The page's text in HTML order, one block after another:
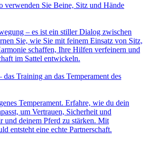
verwenden Sie Beine, Sitz und Hände
– es ist ein stiller Dialog zwischen
Sie, wie Sie mit feinem Einsatz von Sitz,
schaffen, Ihre Hilfen verfeinern und
im Sattel entwickeln.
Training an das Temperament des
Temperament. Erfahre, wie du dein
um Vertrauen, Sicherheit und
und deinem Pferd zu stärken. Mit
entsteht eine echte Partnerschaft.